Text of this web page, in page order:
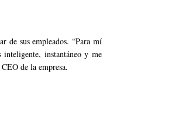
de sus empleados. “Para mí
instantáneo y me
de la empresa.